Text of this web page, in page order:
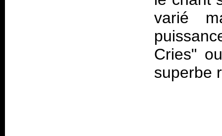
varié
Cries"
superbe